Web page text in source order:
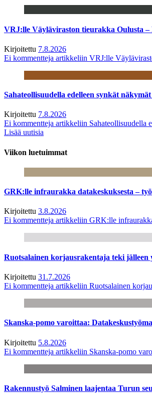
VRJ:lle Väyläviraston tieurakka Oulusta
Kirjoitettu 7.8.2026
Ei kommentteja artikkeliin VRJ:lle
Sahateollisuudella edelleen synkät
Kirjoitettu 7.8.2026
Ei kommentteja artikkeliin Sahateollisuudella
Lisää uutisia
Viikon luetuimmat
GRK:lle infraurakka datakeskuksesta –
Kirjoitettu 3.8.2026
Ei kommentteja artikkeliin GRK:lle
Ruotsalainen korjausrakentaja teki jälleen
Kirjoitettu 31.7.2026
Ei kommentteja artikkeliin Ruotsalainen
Skanska-pomo varoittaa:
Kirjoitettu 5.8.2026
Ei kommentteja artikkeliin Skanska-pomo
Rakennustyö Salminen laajentaa Turun